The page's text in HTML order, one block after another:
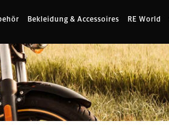
Bekleidung & Accessoires RE World